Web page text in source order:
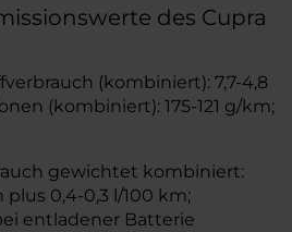
des Cupra
(kombiniert): 7,7-4,8
(kombiniert): 175-121 g/km;
gewichtet kombiniert:
plus 0,4-0,3 l/100 km;
entladener Batterie